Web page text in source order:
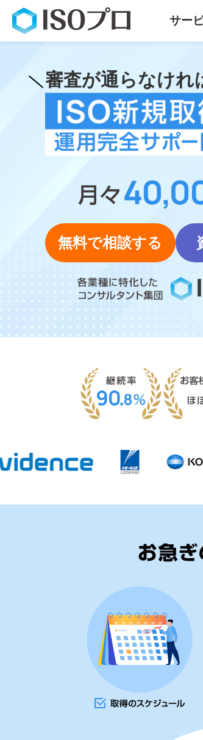
サー
審査が通らなけれ
無料で相談する